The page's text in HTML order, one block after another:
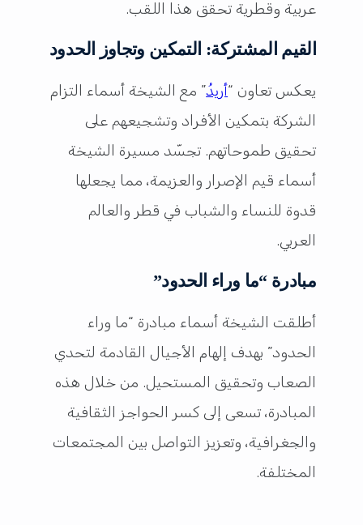
عربية وقطرية تحقق هذا اللقب.
القيم المشتركة: التمكين وتجاوز الحدود
يعكس تعاون “أريدُ” مع الشيخة أسماء التزام
الشركة بتمكين الأفراد وتشجيعهم على
تحقيق طموحاتهم. تجسّد مسيرة الشيخة
أسماء قيم الإصرار والعزيمة، مما يجعلها
قدوة للنساء والشباب في قطر والعالم
العربي.
مبادرة “ما وراء الحدود”
أطلقت الشيخة أسماء مبادرة “ما وراء
الحدود” بهدف إلهام الأجيال القادمة لتحدي
الصعاب وتحقيق المستحيل. من خلال هذه
المبادرة، تسعى إلى كسر الحواجز الثقافية
والجغرافية، وتعزيز التواصل بين المجتمعات
المختلفة.